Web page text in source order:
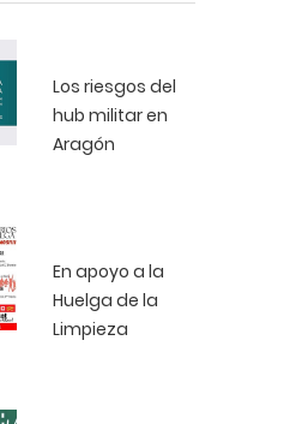
Los riesgos del
hub militar en
Aragón
En apoyo a la
Huelga de la
Limpieza